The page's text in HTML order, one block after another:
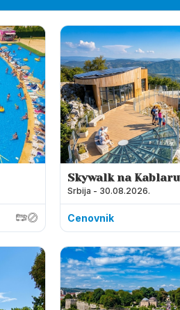
Skywalk na
Obrenovića
Srbija - 30.08.2026.
Cenovnik